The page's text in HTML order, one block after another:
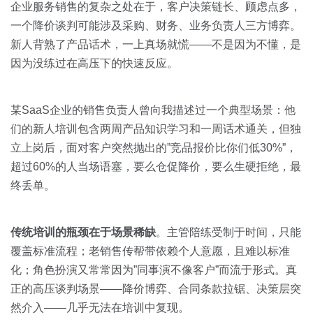
按业务场景
交易跟进
企业服务销售的复杂之处在于，客户决策链长、顾虑点多，
一个降价谈判可能涉及采购、财务、业务负责人三方博弈。
新人背熟了产品话术，一上真场就慌——不是因为不懂，是
因为没练过在高压下的快速反应。
某SaaS企业的销售负责人曾向我描述过一个典型场景：他
们的新人培训包含两周产品知识学习和一周话术通关，但独
立上岗后，面对客户突然抛出的”竞品报价比你们低30%”，
超过60%的人当场语塞，要么仓促降价，要么生硬拒绝，最
终丢单。
传统培训的瓶颈在于场景稀缺。主管陪练受制于时间，只能
覆盖标准流程；老销售传帮带依赖个人意愿，且难以标准
化；角色扮演又常常因为”同事演不像客户”而流于形式。真
正的高压谈判场景——降价博弈、合同条款拉锯、决策层突
然介入——几乎无法在培训中复现。